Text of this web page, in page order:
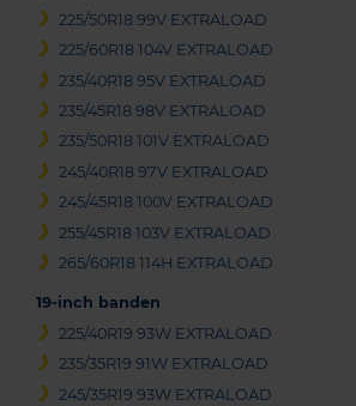
225/50R18 99V EXTRALOAD
225/60R18 104V EXTRALOAD
235/40R18 95V EXTRALOAD
235/45R18 98V EXTRALOAD
235/50R18 101V EXTRALOAD
245/40R18 97V EXTRALOAD
245/45R18 100V EXTRALOAD
255/45R18 103V EXTRALOAD
265/60R18 114H EXTRALOAD
19-inch banden
225/40R19 93W EXTRALOAD
235/35R19 91W EXTRALOAD
245/35R19 93W EXTRALOAD